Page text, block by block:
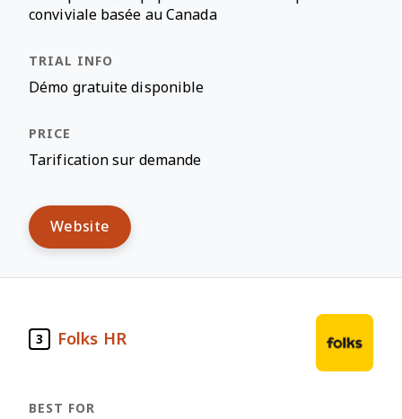
conviviale basée au Canada
Démo gratuite disponible
Tarification sur demande
Website
3 Folks HR